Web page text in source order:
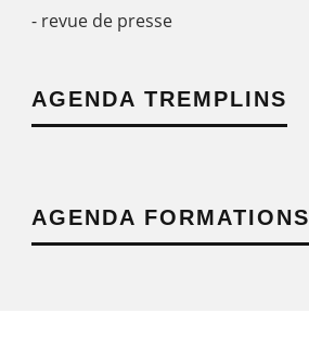
- revue de presse
AGENDA TREMPLINS
AGENDA FORMATIONS